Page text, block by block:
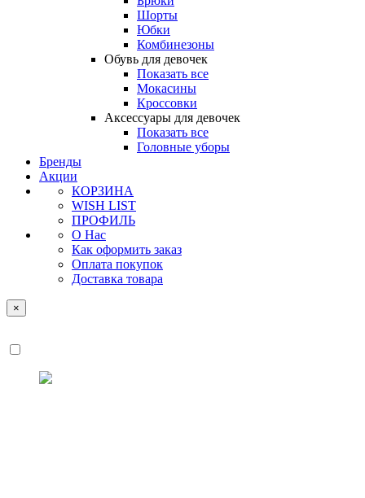
Шорты
Юбки
Комбинезоны
Обувь для девочек
Показать все
Мокасины
Кроссовки
Аксессуары для девочек
Показать все
Головные уборы
Бренды
Акции
КОРЗИНА
WISH LIST
ПРОФИЛЬ
О Нас
Как оформить заказ
Оплата покупок
Доставка товара
×